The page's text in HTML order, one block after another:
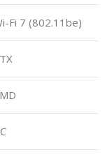
Fi 7 (802.11be)